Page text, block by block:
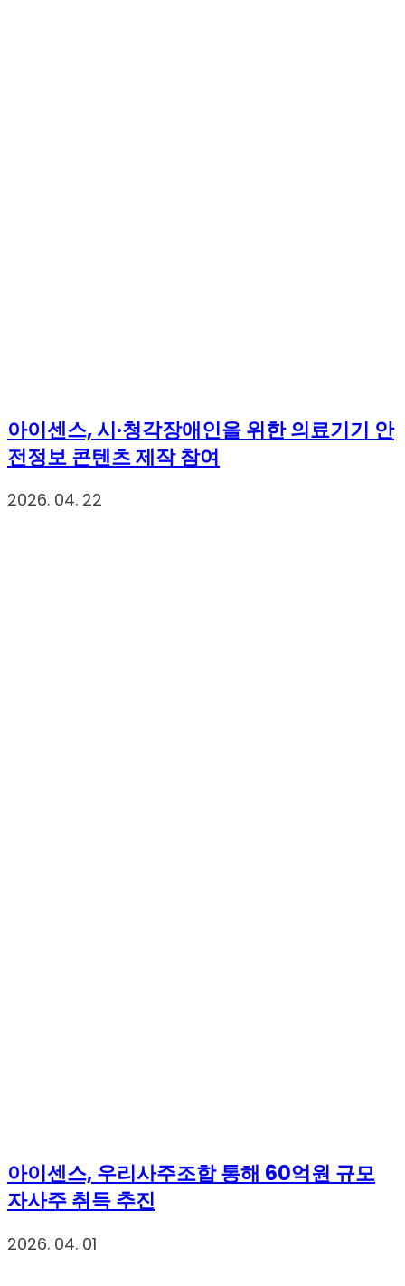
아이센스, 시·청각장애인을 위한 의료기기 안
전정보 콘텐츠 제작 참여
2026. 04. 22
아이센스, 우리사주조합 통해 60억원 규모
자사주 취득 추진
2026. 04. 01